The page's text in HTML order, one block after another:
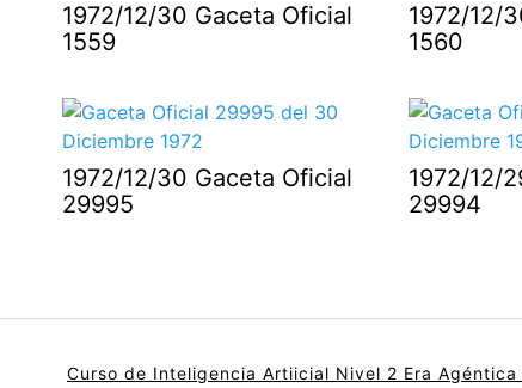
1972/12/30 Gaceta Oficial
1559
1972/12/
1560
1972/12/30 Gaceta Oficial
29995
1972/12/
29994
Curso de Inteligencia Artiicial Nivel 2 Era Agéntica